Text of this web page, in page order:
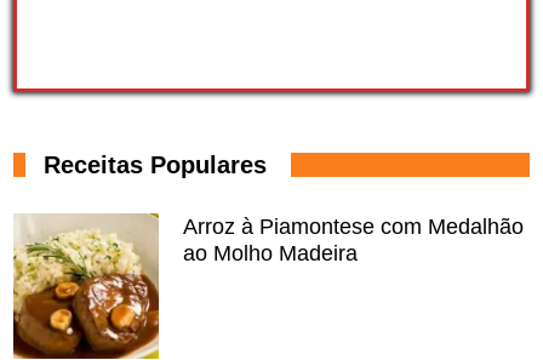
Receitas Populares
Arroz à Piamontese com Medalhão
ao Molho Madeira